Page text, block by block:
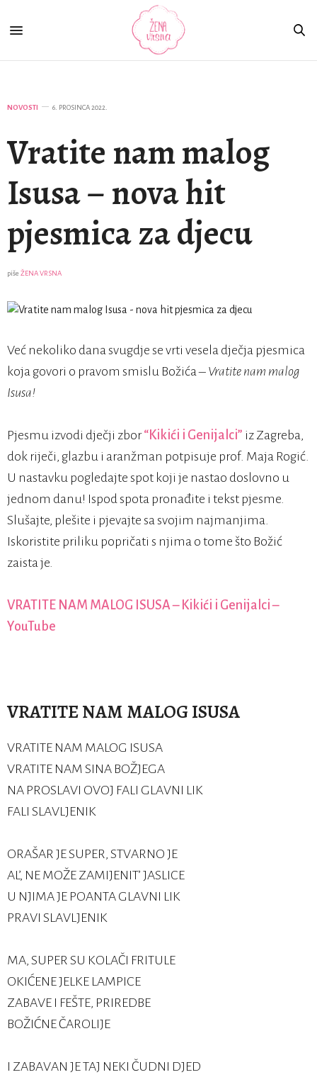
NOVOSTI 6. PROSINCA 2022.
Vratite nam malog
Isusa – nova hit
pjesmica za djecu
piše ŽENA VRSNA
Već nekoliko dana svugdje se vrti vesela dječja pjesmica
koja govori o pravom smislu Božića – Vratite nam malog
Isusa!
Pjesmu izvodi dječji zbor“Kikići i Genijalci” iz Zagreba,
dok riječi, glazbu i aranžman potpisuje prof. Maja Rogić.
U nastavku pogledajte spot koji je nastao doslovno u
jednom danu! Ispod spota pronađite i tekst pjesme.
Slušajte, plešite i pjevajte sa svojim najmanjima.
Iskoristite priliku popričati s njima o tome što Božić
zaista je.
VRATITE NAM MALOG ISUSA – Kikići i Genijalci –
YouTube
VRATITE NAM MALOG ISUSA
VRATITE NAM MALOG ISUSA
VRATITE NAM SINA BOŽJEGA
NA PROSLAVI OVOJ FALI GLAVNI LIK
FALI SLAVLJENIK
ORAŠAR JE SUPER, STVARNO JE
AL’, NE MOŽE ZAMIJENIT’ JASLICE
U NJIMA JE POANTA GLAVNI LIK
PRAVI SLAVLJENIK
MA, SUPER SU KOLAČI FRITULE
OKIĆENE JELKE LAMPICE
ZABAVE I FEŠTE, PRIREDBE
BOŽIĆNE ČAROLIJE
I ZABAVAN JE TAJ NEKI ČUDNI DJED